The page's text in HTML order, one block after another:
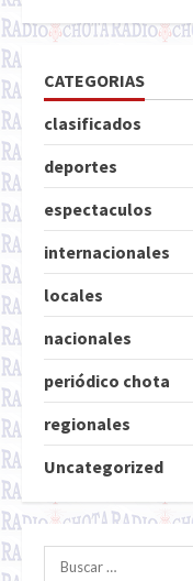
CATEGORIAS
clasificados
deportes
espectaculos
internacionales
locales
nacionales
periódico chota
regionales
Uncategorized
Buscar: